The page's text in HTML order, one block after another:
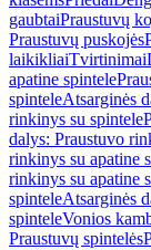
gaubtaiPraustuvų
Praustuvų puskojės
laikikliaiTvirtinimai
apatine spintele
spinteleAtsarginės
rinkinys su spintele
dalys: Praustuvo
rinkinys su apatine
rinkinys su apatine
spinteleAtsarginės
spinteleVonios
Praustuvų spintelės